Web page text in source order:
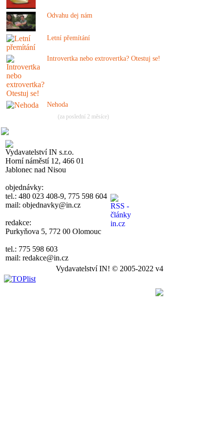
Odvahu dej nám
Letní přemítání
Introvertka nebo extrovertka? Otestuj se!
Nehoda
(za poslední 2 měsíce)
Vydavatelství IN s.r.o.
Horní náměstí 12, 466 01
Jablonec nad Nisou
objednávky:
tel.: 480 023 408-9, 775 598 604
mail: objednavky@in.cz
redakce:
Purkyňova 5, 772 00 Olomouc
tel.: 775 598 603
mail: redakce@in.cz
Vydavatelství IN! © 2005-2022 v4